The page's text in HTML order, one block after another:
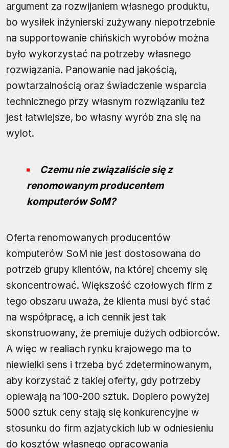
argument za rozwijaniem własnego produktu,
bo wysiłek inżynierski zużywany niepotrzebnie
na supportowanie chińskich wyrobów można
było wykorzystać na potrzeby własnego
rozwiązania. Panowanie nad jakością,
powtarzalnością oraz świadczenie wsparcia
technicznego przy własnym rozwiązaniu też
jest łatwiejsze, bo własny wyrób zna się na
wylot.
Czemu nie związaliście się z
renomowanym producentem
komputerów SoM?
Oferta renomowanych producentów
komputerów SoM nie jest dostosowana do
potrzeb grupy klientów, na której chcemy się
skoncentrować. Większość czołowych firm z
tego obszaru uważa, że klienta musi być stać
na współpracę, a ich cennik jest tak
skonstruowany, że premiuje dużych odbiorców.
A więc w realiach rynku krajowego ma to
niewielki sens i trzeba być zdeterminowanym,
aby korzystać z takiej oferty, gdy potrzeby
opiewają na 100-200 sztuk. Dopiero powyżej
5000 sztuk ceny stają się konkurencyjne w
stosunku do firm azjatyckich lub w odniesieniu
do kosztów własnego opracowania